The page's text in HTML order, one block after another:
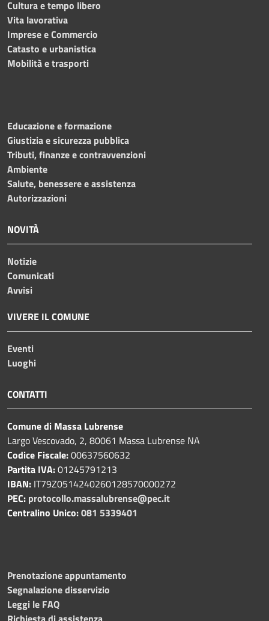
Cultura e tempo libero
Vita lavorativa
Imprese e Commercio
Catasto e urbanistica
Mobilità e trasporti
Educazione e formazione
Giustizia e sicurezza pubblica
Tributi, finanze e contravvenzioni
Ambiente
Salute, benessere e assistenza
Autorizzazioni
NOVITÀ
Notizie
Comunicati
Avvisi
VIVERE IL COMUNE
Eventi
Luoghi
CONTATTI
Comune di Massa Lubrense
Largo Vescovado, 2, 80061 Massa Lubrense NA
Codice Fiscale:00637560632
Partita IVA:01245791213
IBAN: IT79Z0514240260128570000272
PEC: protocollo.massalubrense@pec.it
Centralino Unico:081 5339401
Prenotazione appuntamento
Segnalazione disservizio
Leggi le FAQ